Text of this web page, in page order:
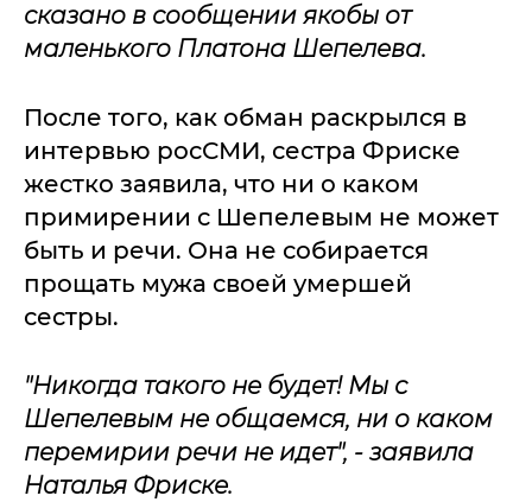
сказано в сообщении якобы от
маленького Платона Шепелева.
После того, как обман раскрылся в
интервью росСМИ, сестра Фриске
жестко заявила, что ни о каком
примирении с Шепелевым не может
быть и речи. Она не собирается
прощать мужа своей умершей
сестры.
"Никогда такого не будет! Мы с
Шепелевым не общаемся, ни о каком
перемирии речи не идет", - заявила
Наталья Фриске.